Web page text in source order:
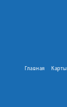
Главная Карты